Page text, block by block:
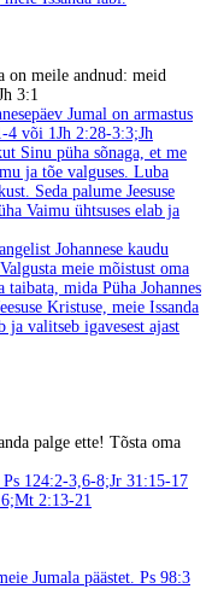
on meile andnud: meid
3:1
Jumal on armastus
4 või 1Jh 2:28-3:3;Jh
Sinu püha sõnaga, et me
ja tõe valguses. Luba
Seda palume Jeesuse
Vaimu ühtsuses elab ja
Johannese kaudu
meie mõistust oma
taibata, mida Püha Johannes
Kristuse, meie Issanda
ja valitseb igavesest ajast
palge ette! Tõsta oma
Ps 124:2-3,6-8;Jr 31:15-17
2:13-21
Jumala päästet. Ps 98:3